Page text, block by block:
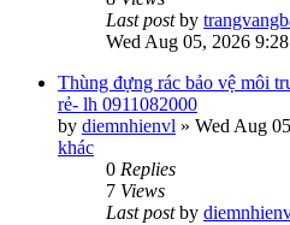
Last postby
Wed Aug 05, 2026
Thùng đựng rác bảo vệ môi
rẻ- lh 0911082000
by diemnhienvl » Wed Aug
khác
0 Replies
7 Views
Last postby